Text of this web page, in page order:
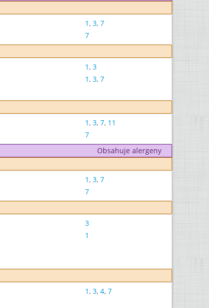
1, 3, 7
7
1, 3
1, 3, 7
1, 3, 7, 11
7
Obsahuje alergeny
1, 3, 7
7
3
1
1, 3, 4, 7